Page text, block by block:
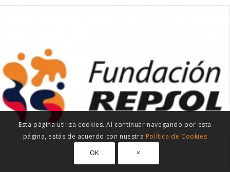
Esta página utiliza cookies. Al continuar navegando por esta
página, estás de acuerdo con nuestra Política de Cookies
OK
×